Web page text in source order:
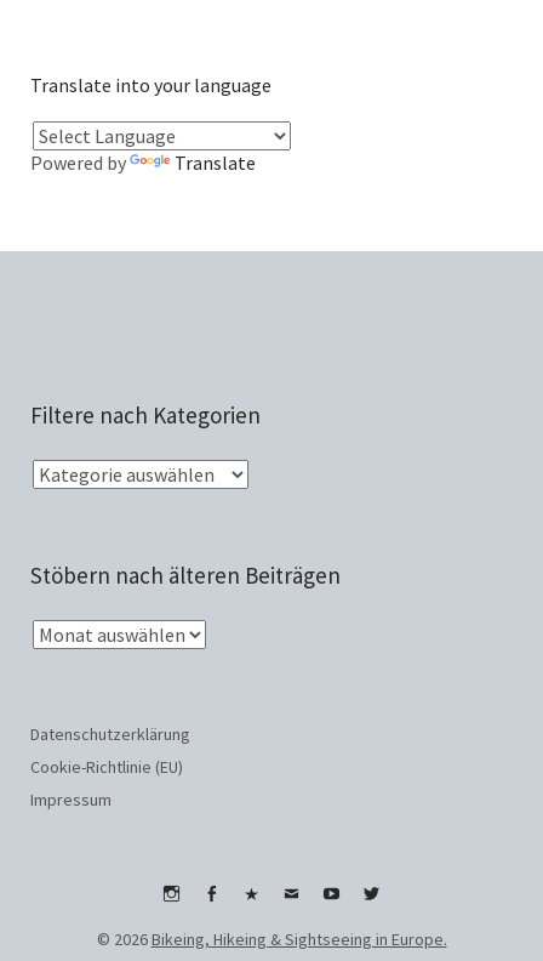
Translate into your language
Powered by Translate
Filtere nach Kategorien
Stöbern nach älteren Beiträgen
Datenschutzerklärung
Cookie-Richtlinie (EU)
Impressum
InstagramFacebookWhatsApp
EmailYoutubeTwitter
© 2026Bikeing, Hikeing & Sightseeing in Europe.